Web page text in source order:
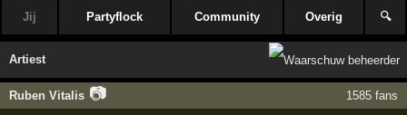
Jij Partyflock Community Overig 🔍
Artiest
Ruben Vitalis 📷 1585 fans